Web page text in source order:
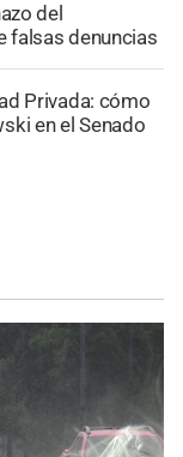
del
falsas denuncias
Privada: cómo
en el Senado